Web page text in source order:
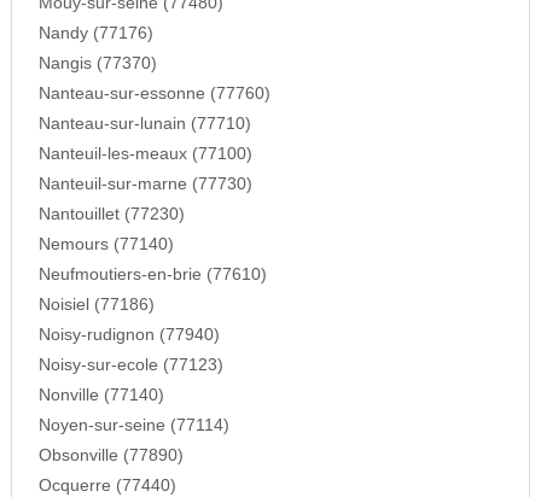
Nandy (77176)
Nangis (77370)
Nanteau-sur-essonne (77760)
Nanteau-sur-lunain (77710)
Nanteuil-les-meaux (77100)
Nanteuil-sur-marne (77730)
Nantouillet (77230)
Nemours (77140)
Neufmoutiers-en-brie (77610)
Noisiel (77186)
Noisy-rudignon (77940)
Noisy-sur-ecole (77123)
Nonville (77140)
Noyen-sur-seine (77114)
Obsonville (77890)
Ocquerre (77440)